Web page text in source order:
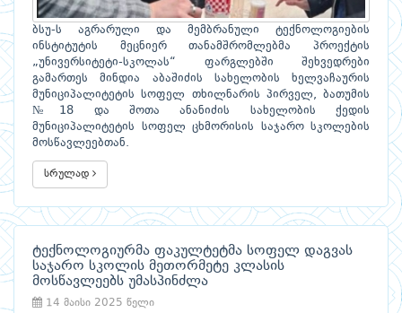
ბსუ-ს აგრარული და მემბრანული ტექნოლოგიების
ინსტიტუტის მეცნიერ თანამშრომლებმა პროექტის
„უნივერსიტეტი-სკოლას“ ფარგლებში შეხვედრები
გამართეს მინდია აბაშიძის სახელობის ხელვაჩაურის
მუნიციპალიტეტის სოფელ თხილნარის პირველ, ბათუმის
№18 და შოთა ანანიძის სახელობის ქედის
მუნიციპალიტეტის სოფელ ცხმორისის საჯარო სკოლების
მოსწავლეებთან.
სრულად
ტექნოლოგიურმა ფაკულტეტმა სოფელ დაგვას
საჯარო სკოლის მეთორმეტე კლასის
მოსწავლეებს უმასპინძლა
14 მაისი 2025 წელი